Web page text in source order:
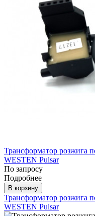
Трансформатор розжига
WESTEN Pulsar
По запросу
Подробнее
В корзину
Трансформатор розжига
WESTEN Pulsar